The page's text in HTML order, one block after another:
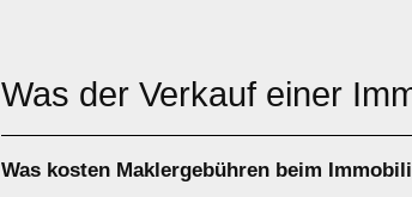
Was der Verkauf einer
Was kosten Maklergebühren beim